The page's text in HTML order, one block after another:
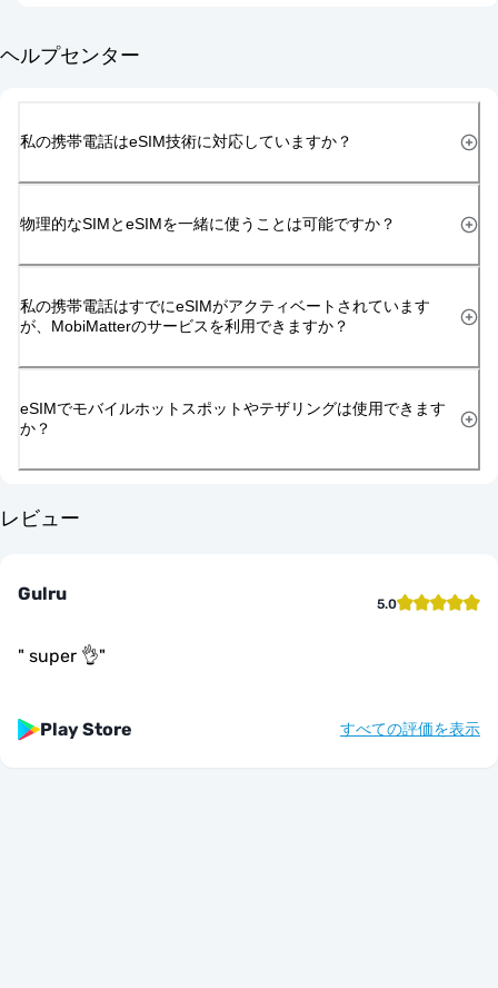
ヘルプセンター
私の携帯電話はeSIM技術に対応していますか？
物理的なSIMとeSIMを一緒に使うことは可能ですか？
私の携帯電話はすでにeSIMがアクティベートされています
が、MobiMatterのサービスを利用できますか？
eSIMでモバイルホットスポットやテザリングは使用できます
か？
レビュー
Gulru 5.0
" super 👌"
Play Store すべての評価を表示